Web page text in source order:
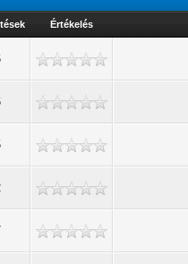
Értékelés